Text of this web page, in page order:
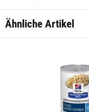
Ähnliche Artikel